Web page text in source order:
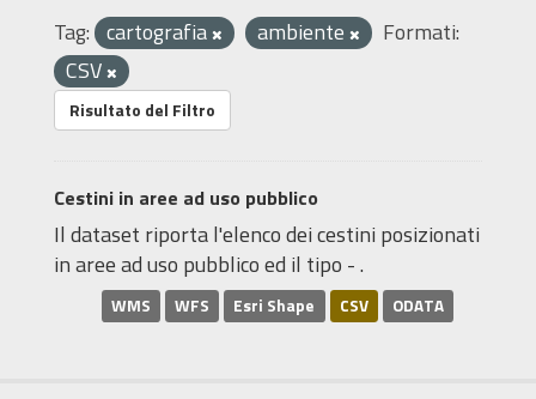
Tag: cartografia ambiente
Formati:
CSV
Risultato del Filtro
Cestini in aree ad uso pubblico
Il dataset riporta l'elenco dei cestini posizionati
in aree ad uso pubblico ed il tipo - .
WMS WFS Esri Shape CSV ODATA